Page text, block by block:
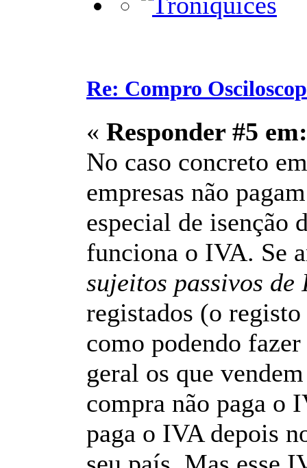
Re: Compro
« Responder #5 em:
No caso concreto
empresas não
especial de isenção
funciona o IVA. Se
sujeitos passivos de
registados (o
como podendo fazer
geral os que
compra não paga o
paga o IVA depois